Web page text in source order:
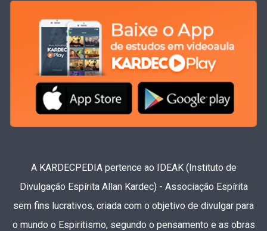
A KARDECPEDIA pertence ao IDEAK (Instituto de
Divulgação Espírita Allan Kardec) - Associação Espírita
sem fins lucrativos, criada com o objetivo de divulgar para
o mundo o Espiritismo, segundo o pensamento e as obras